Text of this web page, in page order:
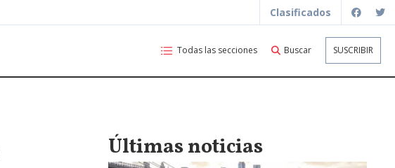
Clasificados
Todas las secciones Buscar SUSCRIBIR
Últimas noticias